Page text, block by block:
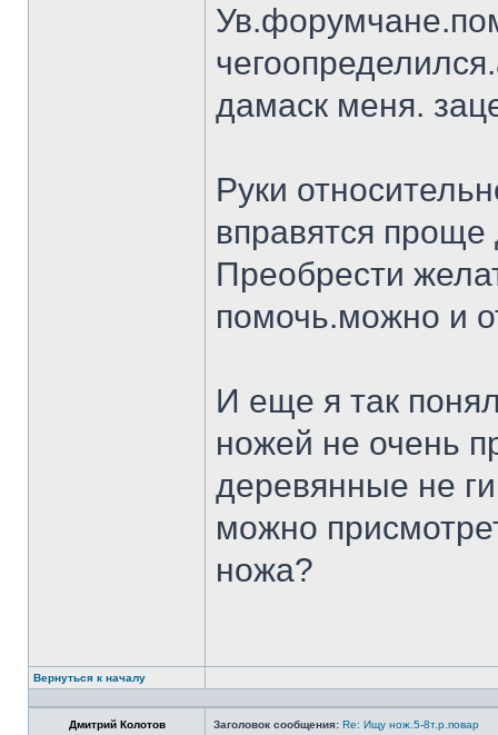
дамаск меня.
Руки
вправятся
Преобрести
помочь.можно и
И еще я так
ножей не очень
деревянные не
можно
ножа?
Вернуться к началу
Дмитрий Колотов Заголовок сообщения: Re: Ищу нож.5-8т.р.повар